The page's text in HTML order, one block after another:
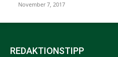
November 7, 2017
REDAKTIONSTIPP